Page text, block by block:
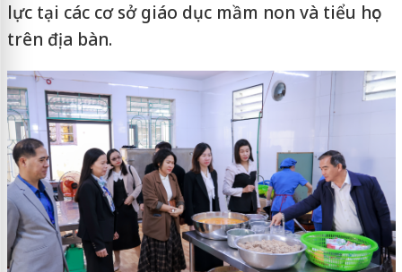
lực tại các cơ sở giáo dục mầm non và tiểu học
trên địa bàn.